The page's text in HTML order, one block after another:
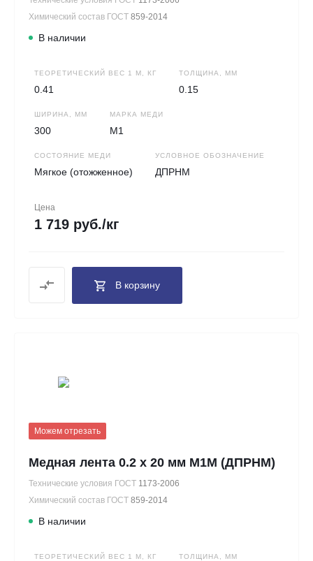
Химический состав ГОСТ 859-2014
В наличии
ТЕОРЕТИЧЕСКИЙ ВЕС 1 М, КГ
0.41
ТОЛЩИНА, ММ
0.15
ШИРИНА, ММ
300
МАРКА МЕДИ
М1
СОСТОЯНИЕ МЕДИ
Мягкое (отожженное)
УСЛОВНОЕ ОБОЗНАЧЕНИЕ
ДПРНМ
Цена
1 719 руб./кг
В корзину
Можем отрезать
Медная лента 0.2 х 20 мм М1М (ДПРНМ)
Технические условия ГОСТ 1173-2006
Химический состав ГОСТ 859-2014
В наличии
ТЕОРЕТИЧЕСКИЙ ВЕС 1 М, КГ ТОЛЩИНА, ММ